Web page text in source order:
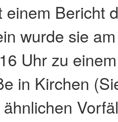
einem Bericht
wurde sie
Uhr zu
in Kirchen